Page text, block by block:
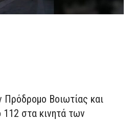
Βοιωτίας και
στα κινητά των